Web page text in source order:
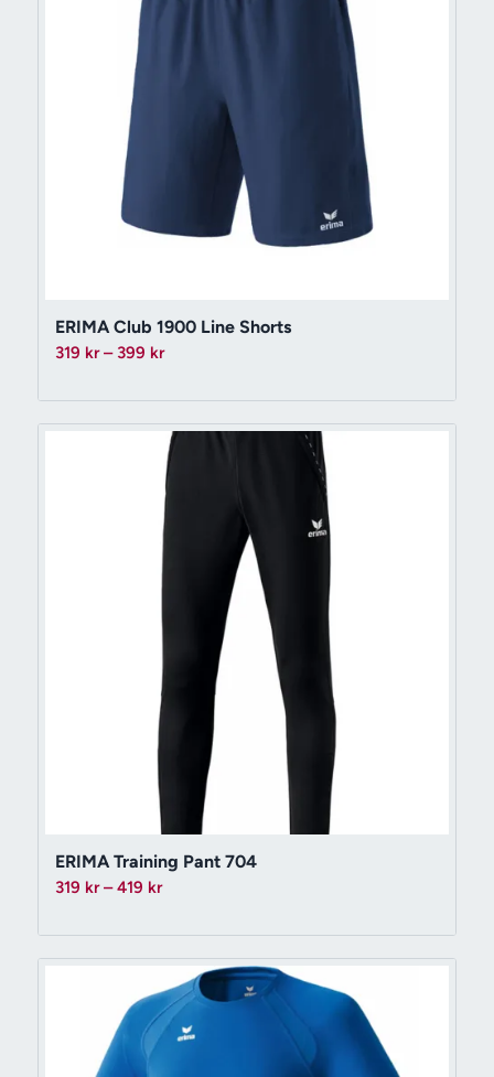
ERIMA Club 1900 Line Shorts
319 kr – 399 krPrisintervall:
till
399 kr
ERIMA Training Pant 704
319 kr – 419 krPrisintervall:
till
419 kr